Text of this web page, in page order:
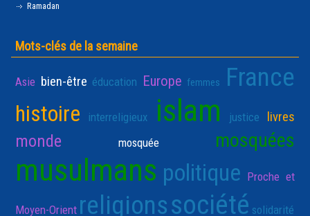
Ramadan
Mots-clés de la semaine
Asie bien-être éducation Europe femmes France
histoire interreligieux islam justice livres
monde mosquée mosquées
musulmans politique Proche et
Moyen-Orient religionssociété solidarité